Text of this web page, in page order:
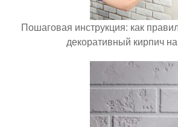
Пошаговая инструкция: как
декоративный кирпич